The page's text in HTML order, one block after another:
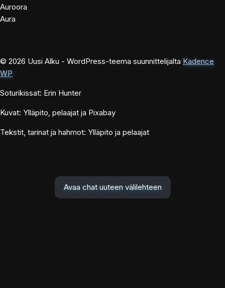
Auroora
Aura
© 2026 Uusi Alku - WordPress-teema suunnittelijalta Kadence
WP
Soturikissat: Erin Hunter
Kuvat: Ylläpito, pelaajat ja Pixabay
Tekstit, tarinat ja hahmot: Ylläpito ja pelaajat
Avaa chat uuteen välilehteen